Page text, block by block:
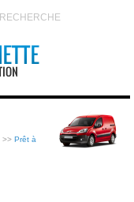
RECHERCHE
>> Prêt à